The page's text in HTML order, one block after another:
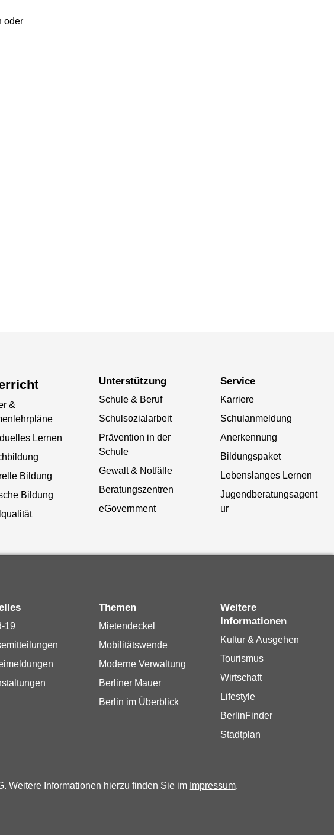
oder
&
Lernen
Bildung
Bildung
Unterstützung
Schule & Beruf
Schulsozialarbeit
Prävention in der
Schule
Gewalt & Notfälle
Beratungszentren
eGovernment
Service
Karriere
Schulanmeldung
Anerkennung
Bildungspaket
Lebenslanges Lernen
Jugendberatungsagent
ur
19
Themen
Mietendeckel
Mobilitätswende
Moderne Verwaltung
Berliner Mauer
Berlin im Überblick
Weitere
Informationen
Kultur & Ausgehen
Tourismus
Wirtschaft
Lifestyle
BerlinFinder
Stadtplan
Weitere Informationen hierzu finden Sie im Impressum.